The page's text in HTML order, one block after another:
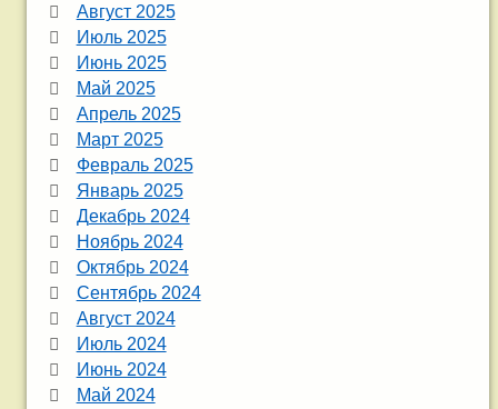
Август 2025
Июль 2025
Июнь 2025
Май 2025
Апрель 2025
Март 2025
Февраль 2025
Январь 2025
Декабрь 2024
Ноябрь 2024
Октябрь 2024
Сентябрь 2024
Август 2024
Июль 2024
Июнь 2024
Май 2024